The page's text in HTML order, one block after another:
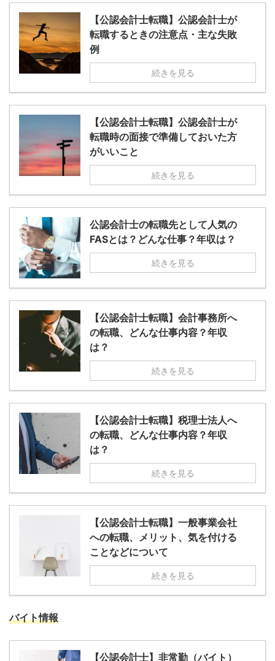
【公認会計士転職】公認会計士が
転職するときの注意点・主な失敗
例
続きを見る
【公認会計士転職】公認会計士が
転職時の面接で準備しておいた方
がいいこと
続きを見る
公認会計士の転職先として人気の
FASとは？どんな仕事？年収は？
続きを見る
【公認会計士転職】会計事務所へ
の転職、どんな仕事内容？年収
は？
続きを見る
【公認会計士転職】税理士法人へ
の転職、どんな仕事内容？年収
は？
続きを見る
【公認会計士転職】一般事業会社
への転職、メリット、気を付ける
ことなどについて
続きを見る
バイト情報
【公認会計士】非常勤（バイト）